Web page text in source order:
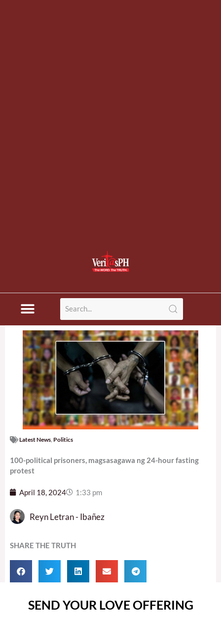
Latest News Politics
100-political prisoners, magsasagawa ng 24-hour fasting
protest
April 18, 2024 1:33 pm
Reyn Letran - Ibañez
SHARE THE TRUTH
SEND YOUR LOVE OFFERING